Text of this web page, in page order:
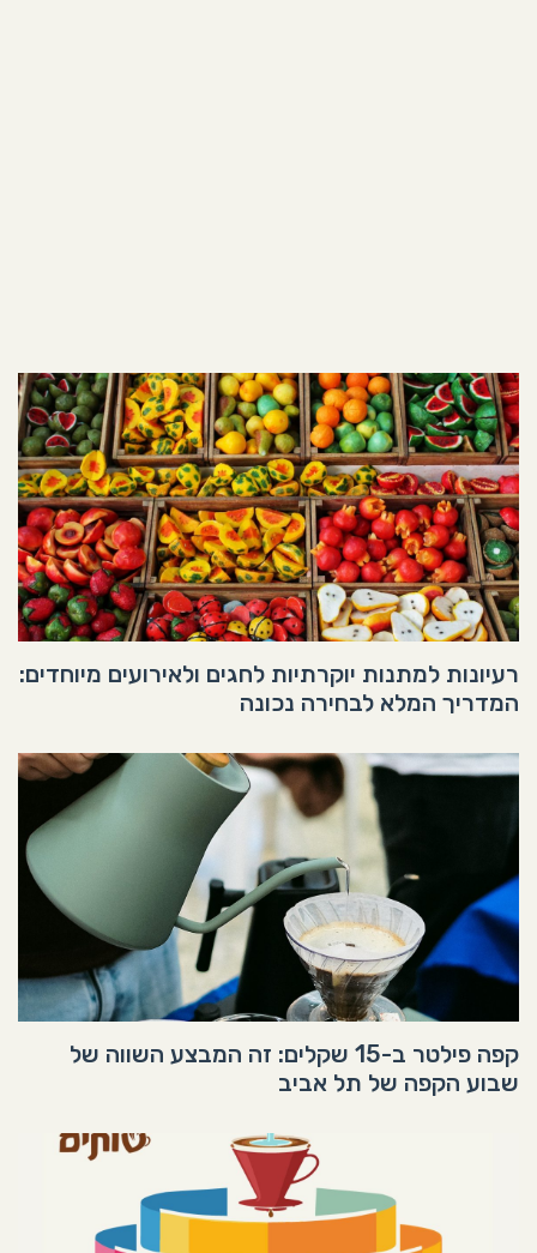
רעיונות למתנות יוקרתיות לחגים ולאירועים מיוחדים:
המדריך המלא לבחירה נכונה
קפה פילטר ב-15 שקלים: זה המבצע השווה של
שבוע הקפה של תל אביב